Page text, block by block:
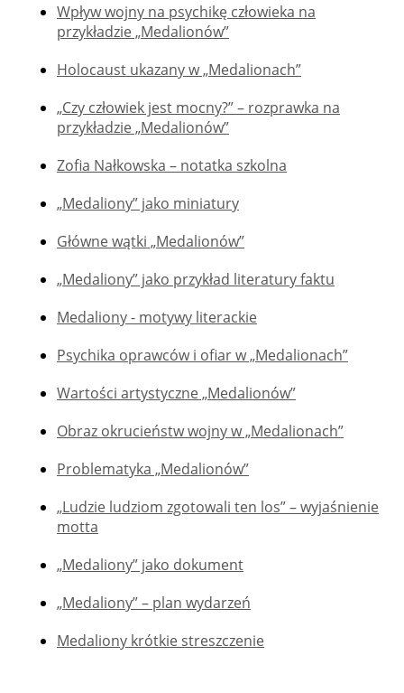
Wpływ wojny na psychikę człowieka na
przykładzie „Medalionów”
Holocaust ukazany w „Medalionach”
„Czy człowiek jest mocny?” – rozprawka na
przykładzie „Medalionów”
Zofia Nałkowska – notatka szkolna
„Medaliony” jako miniatury
Główne wątki „Medalionów”
„Medaliony” jako przykład literatury faktu
Medaliony - motywy literackie
Psychika oprawców i ofiar w „Medalionach”
Wartości artystyczne „Medalionów”
Obraz okrucieństw wojny w „Medalionach”
Problematyka „Medalionów”
„Ludzie ludziom zgotowali ten los” – wyjaśnienie
motta
„Medaliony” jako dokument
„Medaliony” – plan wydarzeń
Medaliony krótkie streszczenie